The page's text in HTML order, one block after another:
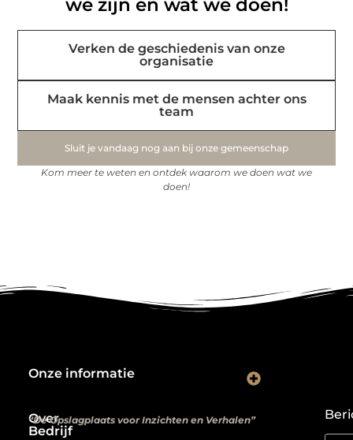
we zijn en wat we doen!
Verken de geschiedenis van onze
organisatie
Maak kennis met de mensen achter ons
team
Sluit je vandaag nog aan bij onze gemeenschap
Kom meer te weten en ontdek waarom we doen wat we
doen!
Over
Bedrijf
“De Opslagplaats voor Inzichten en Verhalen”
Onze informatie